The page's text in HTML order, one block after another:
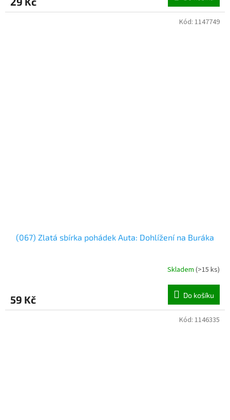
(067) Zlatá sbírka pohádek Auta: Dohlížení na Buráka
Skladem (>15 ks)
59 Kč Do košíku
Kód: 1147749
Kód: 1146335